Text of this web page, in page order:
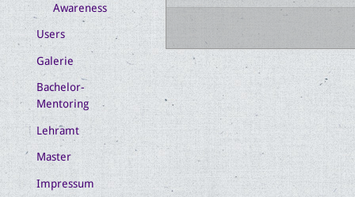
Awareness
Users
Galerie
Bachelor-
Mentoring
Lehramt
Master
Impressum